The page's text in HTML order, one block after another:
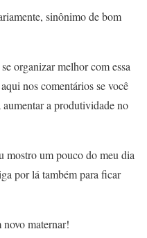
sinônimo de bom
organizar melhor com essa
nos comentários se você
a produtividade no
mostro um pouco do meu dia
por lá também para ficar
maternar!